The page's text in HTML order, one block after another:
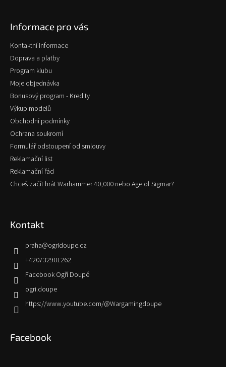
Informace pro vás
Kontaktní informace
Doprava a platby
Program klubu
Moje objednávka
Bonusový program - Kredity
Výkup modelů
Obchodní podmínky
Ochrana soukromí
Formulář odstoupení od smlouvy
Reklamační list
Reklamační řád
Chceš začít hrát Warhammer 40,000 nebo Age of Sigmar?
Kontakt
praha@ogridoupe.cz
+420732901262
Facebook Ogří Doupě
ogri.doupe
https://www.youtube.com/@Wargamingdoupe
Facebook